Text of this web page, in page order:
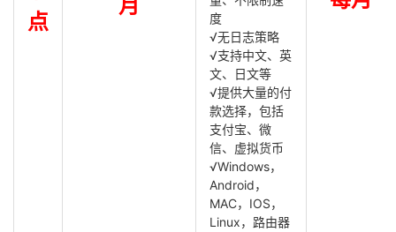
点
月
度
√无日志策略
√支持中文、英
文、日文等
√提供大量的付
款选择，包括
支付宝、微
信、虚拟货币
√Windows，
Android，
MAC，IOS，
Linux，路由器